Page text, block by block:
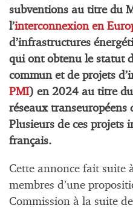
subventions au titre du
l’interconnexion en
d’infrastructures
qui ont obtenu le statut
commun et de projets
PMI) en 2024 au titre
réseaux transeuropéens
Plusieurs de ces projets
français.
Cette annonce fait suite
membres d’une
Commission à la suite